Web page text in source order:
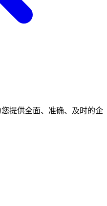
提供全面、准确、及时的企